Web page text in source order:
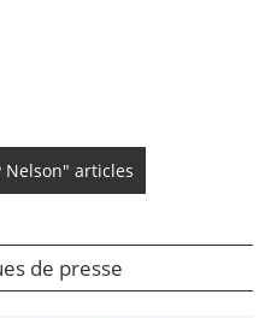
Nelson" articles
de presse